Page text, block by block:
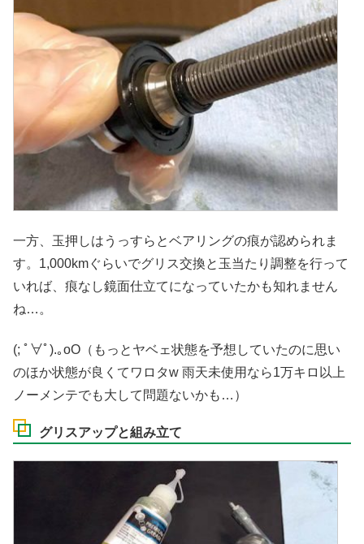
一方、玉押しはうっすらとベアリングの痕が認められま
す。1,000kmぐらいでグリス交換と玉当たり調整を行って
いれば、痕なし鏡面仕立てになっていたかも知れません
ね…。
(; ﾟ∀ﾟ).｡oO（もっとヤベェ状態を予想していたのに思い
のほか状態が良くてワロタw 雨天未使用なら1万キロ以上
ノーメンテでも大して問題ないかも…）
グリスアップと組み立て